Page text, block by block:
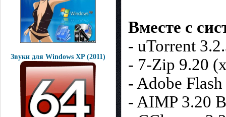
Звуки для Windows XP (2011)
Вместе с
- uTorrent
- 7-Zip 9.20
- Adobe
- AIMP 3.20